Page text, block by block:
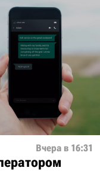
Вчера в 16:31